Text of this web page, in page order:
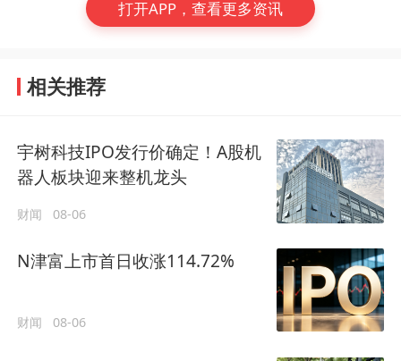
打开APP，查看更多资讯
相关推荐
宇树科技IPO发行价确定！A股机
器人板块迎来整机龙头
财闻 08-06
N津富上市首日收涨114.72%
财闻 08-06